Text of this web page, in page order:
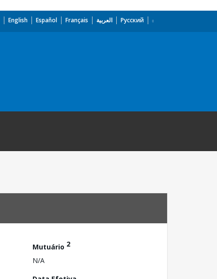
English Español Français العربية Русский
Mutuário 2
N/A